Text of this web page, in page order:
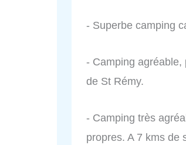
- Superbe camping
- Camping
de St Rémy.
- Camping très
propres. A 7 kms de